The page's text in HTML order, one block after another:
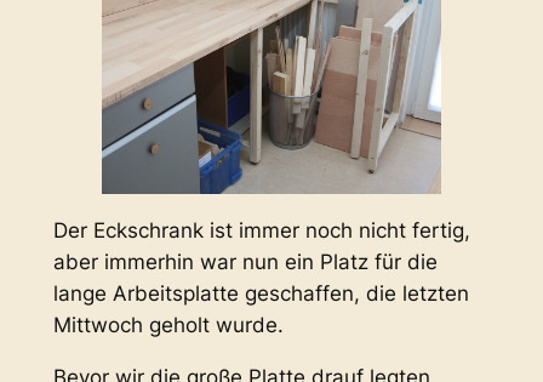
Der Eckschrank ist immer noch nicht fertig,
aber immerhin war nun ein Platz für die
lange Arbeitsplatte geschaffen, die letzten
Mittwoch geholt wurde.
Bevor wir die große Platte drauf legten,